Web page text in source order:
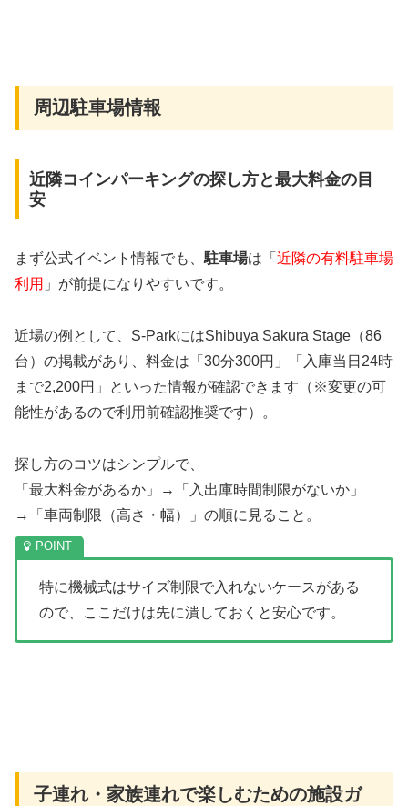
周辺駐車場情報
近隣コインパーキングの探し方と最大料金の目
安
まず公式イベント情報でも、 駐車場は「 近隣の有料駐車場
利用 」が前提になりやすいです。
近場の例として、S-ParkにはShibuya Sakura Stage（86
台）の掲載があり、料金は「30分300円」「入庫当日24時
まで2,200円」といった情報が確認できます（※変更の可
能性があるので利用前確認推奨です）。
探し方のコツはシンプルで、
「最大料金があるか」→「入出庫時間制限がないか」
→「車両制限（高さ・幅）」の順に見ること。
特に機械式はサイズ制限で入れないケースがある
ので、ここだけは先に潰しておくと安心です。
子連れ・家族連れで楽しむための施設ガ